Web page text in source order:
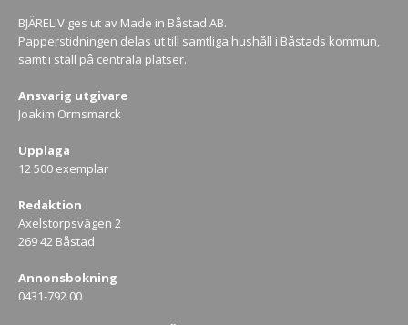
BJÄRELIV ges ut av Made in Båstad AB.
Papperstidningen delas ut till samtliga hushåll i Båstads kommun,
samt i ställ på centrala platser.
Ansvarig utgivare
Joakim Ormsmarck
Upplaga
12 500 exemplar
Redaktion
Axelstorpsvägen 2
269 42 Båstad
Annonsbokning
0431-792 00